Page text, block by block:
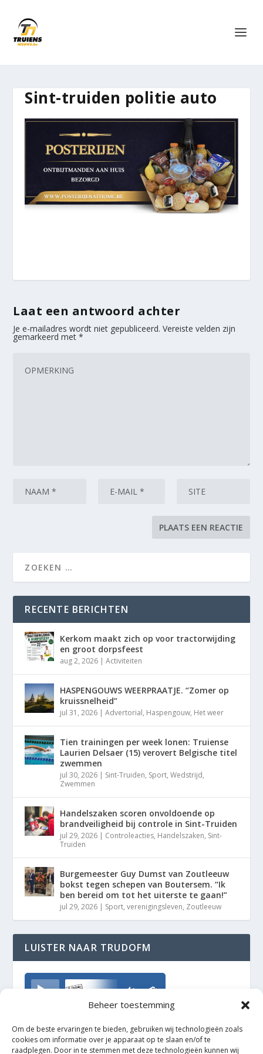
Beheer toestemming
Om de beste ervaringen te bieden, gebruiken wij technologieën zoals
cookies om informatie over je apparaat op te slaan en/of te
raadplegen. Door in te stemmen met deze technologieën kunnen wij
Sint-truiden politie auto
Laat een antwoord achter
Je e-mailadres wordt niet gepubliceerd. Vereiste velden zijn
gemarkeerd met*
RECENTE BERICHTEN
Kerkom maakt zich op voor tractorwijding
en groot dorpsfeest
aug 2, 2026 |Activiteiten
HASPENGOUWS WEERPRAATJE. “Zomer op
kruissnelheid”
jul 31, 2026 |Advertorial, Haspengouw, Het weer
Tien trainingen per week lonen: Truiense
Laurien Delsaer (15) verovert Belgische titel
zwemmen
jul 30, 2026 | Sint-Truiden, Sport,Wedstrijd,
Zwemmen
Handelszaken scoren onvoldoende op
brandveiligheid bij controle in Sint-Truiden
jul 29, 2026 | Controleacties, Handelszaken, Sint-
Truiden
Burgemeester Guy Dumst van Zoutleeuw
bokst tegen schepen van Boutersem. “Ik
ben bereid om tot het uiterste te gaan!”
jul 29, 2026 | Sport,verenigingsleven, Zoutleeuw
LUISTER NAAR TRUDOFM
TrudoFM